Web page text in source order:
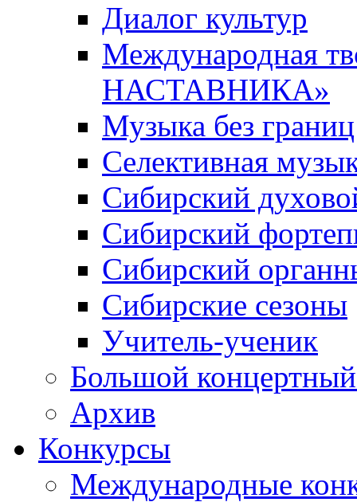
Диалог культур
Международная
НАСТАВНИКА»
Музыка без границ
Селективная
Сибирский
Сибирский
Сибирский
Сибирские сезоны
Учитель-ученик
Большой концертный
Архив
Конкурсы
Международные